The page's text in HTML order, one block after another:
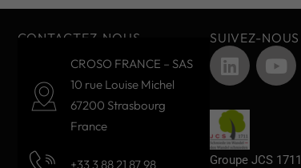
CONTACTEZ-NOUS
CROSO FRANCE – SAS
10 rue Louise Michel
67200 Strasbourg
France
+33 3 88 21 87 98
SUIVEZ-NOUS
Groupe JCS 1711